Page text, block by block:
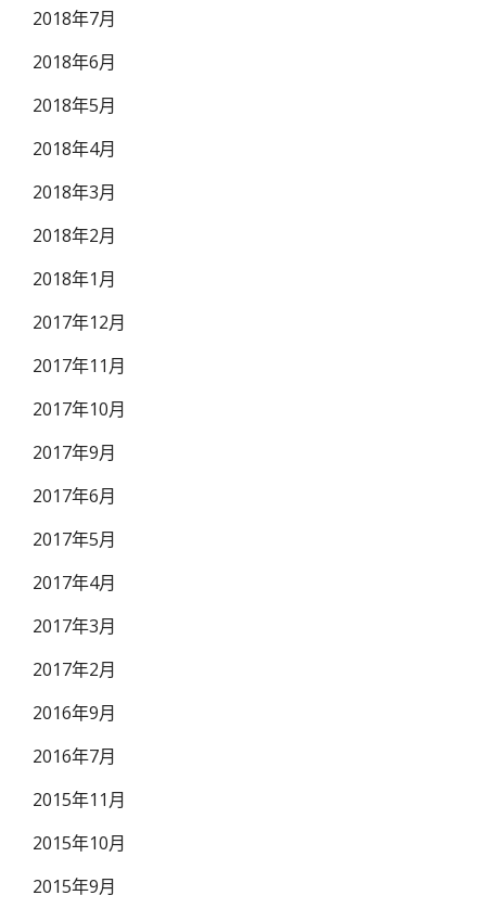
2018年7月
2018年6月
2018年5月
2018年4月
2018年3月
2018年2月
2018年1月
2017年12月
2017年11月
2017年10月
2017年9月
2017年6月
2017年5月
2017年4月
2017年3月
2017年2月
2016年9月
2016年7月
2015年11月
2015年10月
2015年9月